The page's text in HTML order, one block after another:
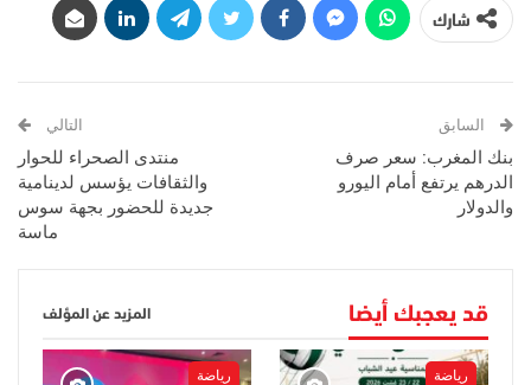
شارك
السابق
بنك المغرب: سعر صرف
الدرهم يرتفع أمام اليورو
والدولار
التالي
منتدى الصحراء للحوار
والثقافات يؤسس لدينامية
جديدة للحضور بجهة سوس
ماسة
قد يعجبك أيضا المزيد عن المؤلف
رياضة رياضة